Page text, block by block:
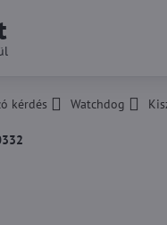
kérdés Watchdog